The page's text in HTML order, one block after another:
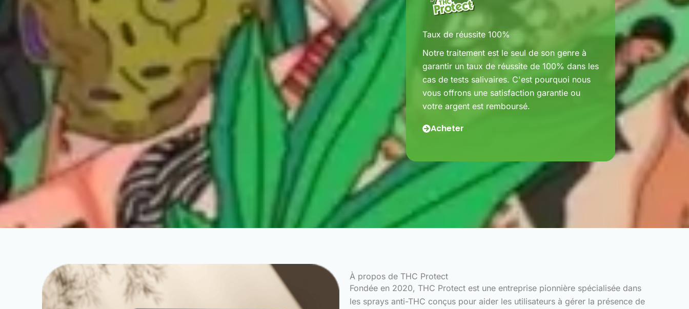
Taux de réussite 100%
Notre traitement est le seul de son genre à
garantir un taux de réussite de 100% dans les
cas de tests salivaires. C'est pourquoi nous
vous offrons une satisfaction garantie ou
votre argent est remboursé.
Acheter
À propos de THC Protect
Fondée en 2020, THC Protect est une entreprise pionnière spécialisée dans
les sprays anti-THC conçus pour aider les utilisateurs à gérer la présence de